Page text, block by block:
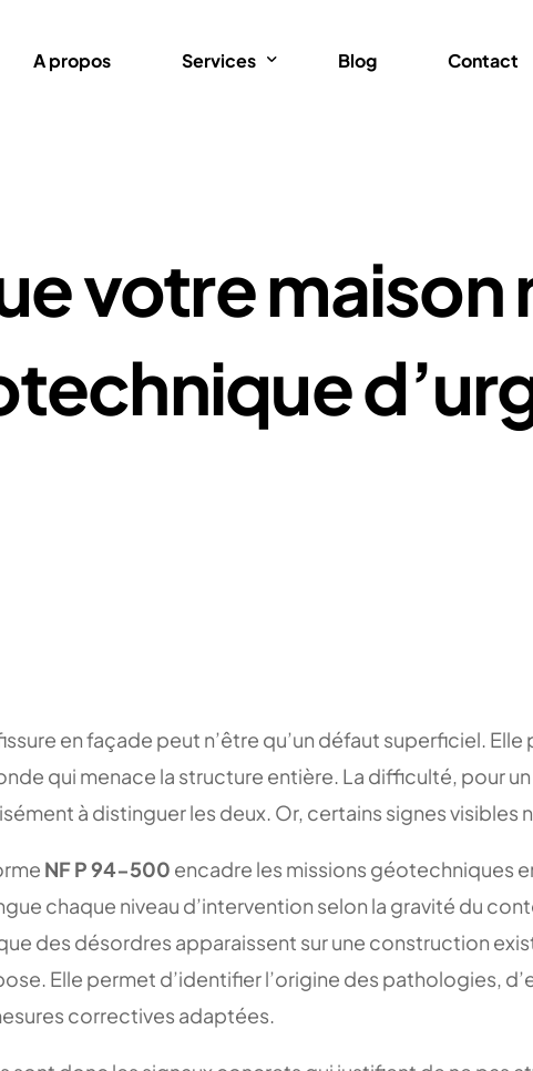
A propos Services
Étude de sol G4
Étude de structure
Étude de sol pour ANC
Blog Contact
votre
en façade peut n’être qu’un défaut superficiel.
qui menace la structure entière. La difficulté, pour
à distinguer les deux. Or, certains signes visibles
NF P 94-500 encadre les missions géotechniques
chaque niveau d’intervention selon la gravité du
des désordres apparaissent sur une construction
Elle permet d’identifier l’origine des pathologies,
correctives adaptées.